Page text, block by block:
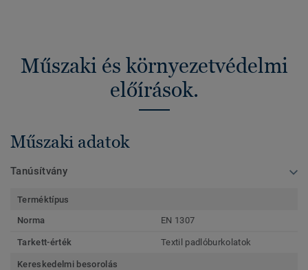
Műszaki és környezetvédelmi
előírások.
Műszaki adatok
Tanúsítvány
Terméktípus
Norma
EN 1307
Tarkett-érték Textil padlóburkolatok
Kereskedelmi besorolás